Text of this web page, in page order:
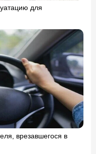
для
врезавшегося в